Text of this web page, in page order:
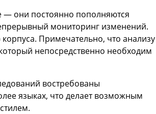
— они постоянно пополняются
мониторинг изменений.
Примечательно, что анализу
непосредственно необходим
востребованы
языках, что делает возможным